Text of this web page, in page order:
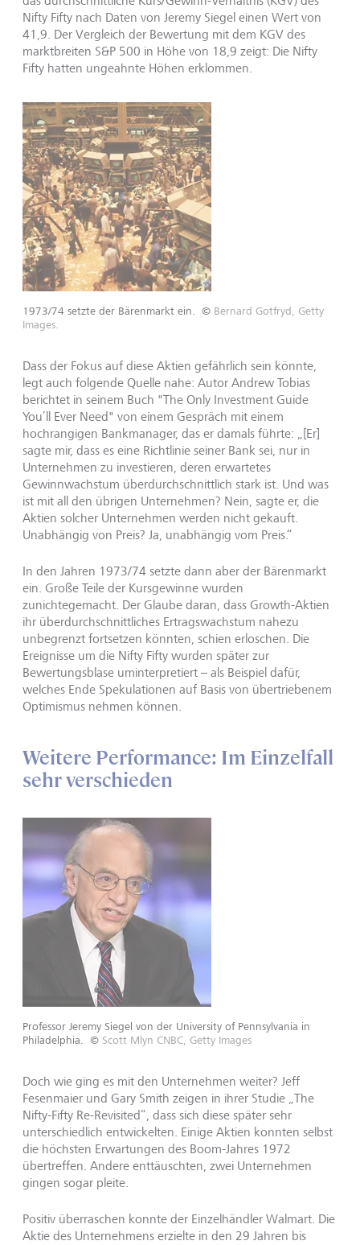
Nifty Fifty nach Daten von Jeremy Siegel einen Wert von
41,9. Der Vergleich der Bewertung mit dem KGV des
marktbreiten S&P 500 in Höhe von 18,9 zeigt: Die Nifty
Fifty hatten ungeahnte Höhen erklommen.
1973/74 setzte der Bärenmarkt ein. © Bernard Gotfryd, Getty
Images.
Dass der Fokus auf diese Aktien gefährlich sein könnte,
legt auch folgende Quelle nahe: Autor Andrew Tobias
berichtet in seinem Buch "The Only Investment Guide
You’ll Ever Need" von einem Gespräch mit einem
hochrangigen Bankmanager, das er damals führte: „[Er]
sagte mir, dass es eine Richtlinie seiner Bank sei, nur in
Unternehmen zu investieren, deren erwartetes
Gewinnwachstum überdurchschnittlich stark ist. Und was
ist mit all den übrigen Unternehmen? Nein, sagte er, die
Aktien solcher Unternehmen werden nicht gekauft.
Unabhängig von Preis? Ja, unabhängig vom Preis.“
In den Jahren 1973/74 setzte dann aber der Bärenmarkt
ein. Große Teile der Kursgewinne wurden
zunichtegemacht. Der Glaube daran, dass Growth-Aktien
ihr überdurchschnittliches Ertragswachstum nahezu
unbegrenzt fortsetzen könnten, schien erloschen. Die
Ereignisse um die Nifty Fifty wurden später zur
Bewertungsblase uminterpretiert – als Beispiel dafür,
welches Ende Spekulationen auf Basis von übertriebenem
Optimismus nehmen können.
Weitere Performance: Im Einzelfall
sehr verschieden
Professor Jeremy Siegel von der University of Pennsylvania in
Philadelphia.
© Scott Mlyn CNBC, Getty Images
Doch wie ging es mit den Unternehmen weiter? Jeff
Fesenmaier und Gary Smith zeigen in ihrer Studie „The
Nifty-Fifty Re-Revisited“, dass sich diese später sehr
unterschiedlich entwickelten. Einige Aktien konnten selbst
die höchsten Erwartungen des Boom-Jahres 1972
übertreffen. Andere enttäuschten, zwei Unternehmen
gingen sogar pleite.
Positiv überraschen konnte der Einzelhändler Walmart. Die
Aktie des Unternehmens erzielte in den 29 Jahren bis